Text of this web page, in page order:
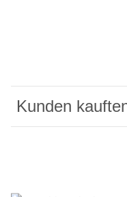
Kunden